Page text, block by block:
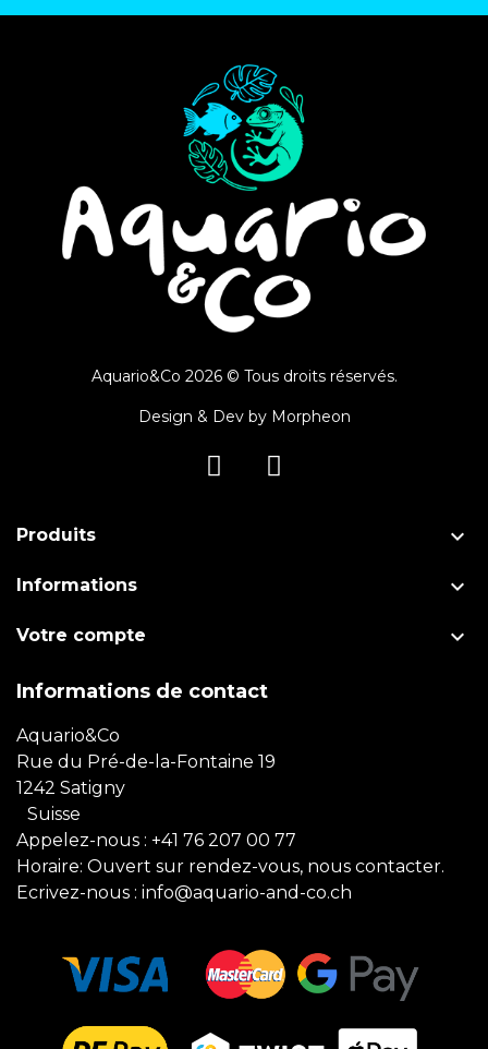
Aquario&Co 2026 © Tous droits réservés.
Design & Dev by Morpheon
Produits 
Informations 
Votre compte 
Informations de contact
Aquario&Co
Rue du Pré-de-la-Fontaine 19
1242 Satigny
Suisse
Appelez-nous : +41 76 207 00 77
Horaire: Ouvert sur rendez-vous, nous contacter.
Ecrivez-nous : info@aquario-and-co.ch